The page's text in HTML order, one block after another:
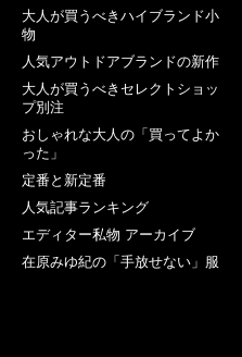
大人が買うべきハイブランド小
物
人気アウトドアブランドの新作
大人が買うべきセレクトショッ
プ別注
おしゃれな大人の「買ってよか
った」
定番と新定番
人気記事ランキング
エディター私物 アーカイブ
在原みゆ紀の「手放せない」服